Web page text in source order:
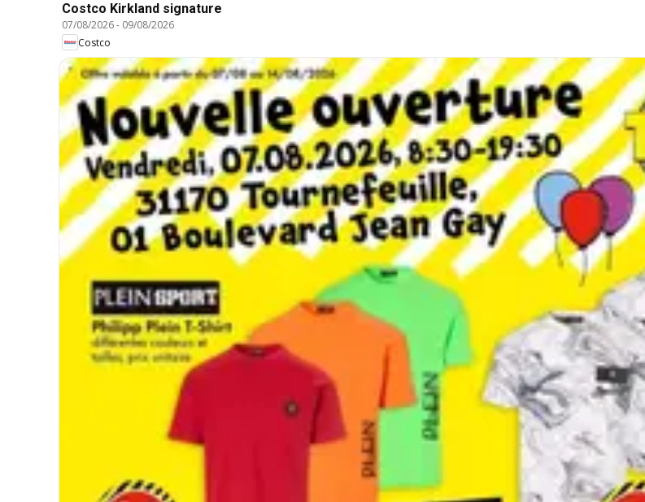
Costco Kirkland signature
07/08/2026- 09/08/2026
Costco